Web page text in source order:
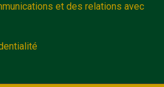
et des relations avec